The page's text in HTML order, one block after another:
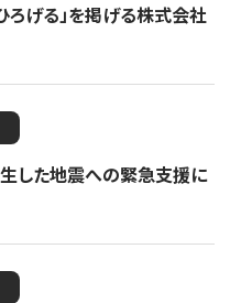
ろげる」を掲げる株式会社
した地震への緊急支援に